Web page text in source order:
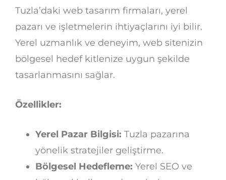
Tuzla’daki web tasarım firmaları, yerel
pazarı ve işletmelerin ihtiyaçlarını iyi bilir.
Yerel uzmanlık ve deneyim, web sitenizin
bölgesel hedef kitlenize uygun şekilde
tasarlanmasını sağlar.
Özellikler:
Yerel Pazar Bilgisi: Tuzla pazarına
yönelik stratejiler geliştirme.
Bölgesel Hedefleme: Yerel SEO ve